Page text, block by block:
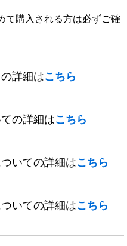
て購入される方は必ずご確
詳細はこちら
の詳細はこちら
いての詳細はこちら
いての詳細はこちら